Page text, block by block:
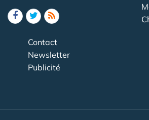
Contact
Newsletter
Publicité